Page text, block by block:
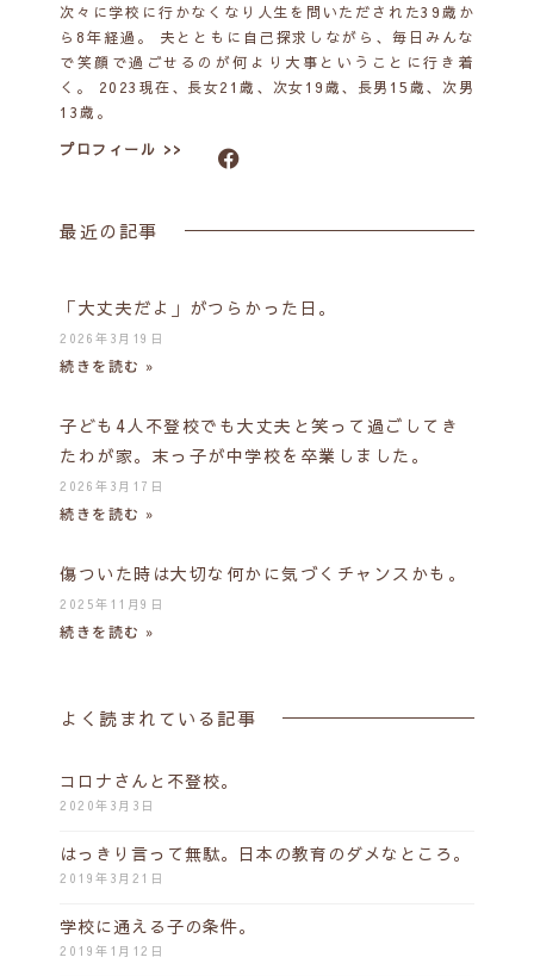
次々に学校に行かなくなり人生を問いただされた39歳か
ら8年経過。 夫とともに自己探求しながら、毎日みんな
で笑顔で過ごせるのが何より大事ということに行き着
く。 2023現在、長女21歳、次女19歳、長男15歳、次男
13歳。
プロフィール >>
最近の記事
「大丈夫だよ」がつらかった日。
2026年3月19日
続きを読む »
子ども4人不登校でも大丈夫と笑って過ごしてき
たわが家。末っ子が中学校を卒業しました。
2026年3月17日
続きを読む »
傷ついた時は大切な何かに気づくチャンスかも。
2025年11月9日
続きを読む »
よく読まれている記事
コロナさんと不登校。
2020年3月3日
はっきり言って無駄。日本の教育のダメなところ。
2019年3月21日
学校に通える子の条件。
2019年1月12日